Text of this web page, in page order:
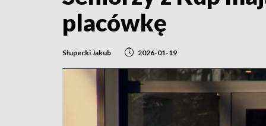
placówkę
Słupecki Jakub 2026-01-19